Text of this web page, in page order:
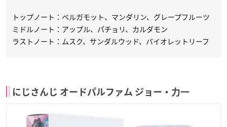
トップノート：ベルガモット、マンダリン、グレープフルーツ
ミドルノート：アップル、パチョリ、カルダモン
ラストノート：ムスク、サンダルウッド、バイオレットリーフ
にじさんじ オードパルファム ジョー・力一